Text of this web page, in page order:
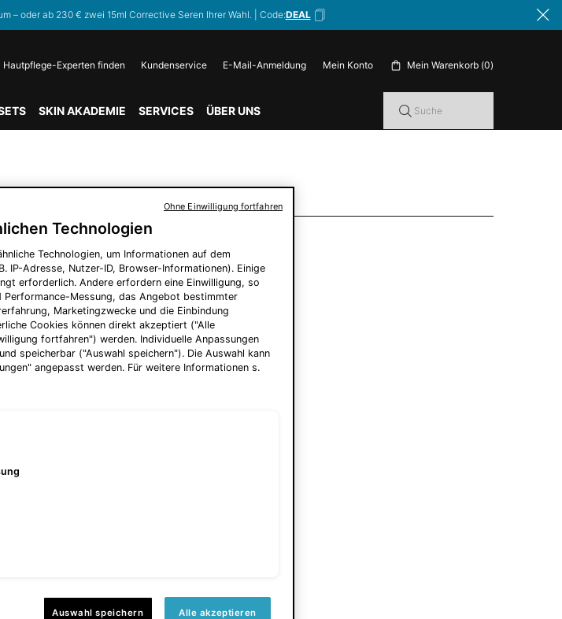
– oder ab 230 € zwei 15ml Corrective Seren Ihrer Wahl. | Code:DEAL
Hautpflege-Experten finden Kundenservice E-Mail-Anmeldung Mein Konto Mein Warenkorb 0
0 Produkt im Warenkorb
SKIN AKADEMIE SERVICES ÜBER UNS Suche
AUCH MÖGEN
Technologien
Technologien, um Informationen auf dem
IP-Adresse, Nutzer-ID, Browser-Informationen). Einige
erforderlich. Andere erfordern eine Einwilligung, so
Messung, das Angebot bestimmter
Marketingzwecke und die Einbindung
Cookies können direkt akzeptiert ("Alle
fortfahren") werden. Individuelle Anpassungen
speicherbar ("Auswahl speichern"). Die Auswahl kann
angepasst werden. Für weitere Informationen s.
Auswahl speichern Alle akzeptieren
Ohne Einwilligung fortfahren